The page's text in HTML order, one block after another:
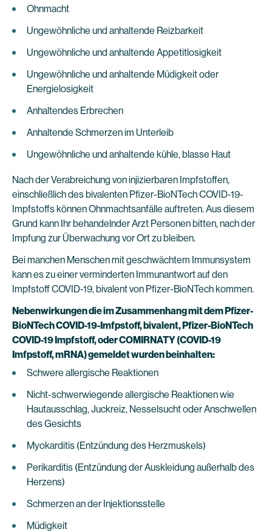
Ohnmacht
Ungewöhnliche und anhaltende Reizbarkeit
Ungewöhnliche und anhaltende Appetitlosigkeit
Ungewöhnliche und anhaltende Müdigkeit oder
Energielosigkeit
Anhaltendes Erbrechen
Anhaltende Schmerzen im Unterleib
Ungewöhnliche und anhaltende kühle, blasse Haut
Nach der Verabreichung von injizierbaren Impfstoffen,
einschließlich des bivalenten Pfizer-BioNTech COVID-19-
Impfstoffs können Ohnmachtsanfälle auftreten. Aus diesem
Grund kann Ihr behandelnder Arzt Personen bitten, nach der
Impfung zur Überwachung vor Ort zu bleiben.
Bei manchen Menschen mit geschwächtem Immunsystem
kann es zu einer verminderten Immunantwort auf den
Impfstoff COVID-19, bivalent von Pfizer-BioNTech kommen.
Nebenwirkungen die im Zusammenhang mit dem Pfizer-
BioNTech COVID-19-Imfpstoff, bivalent, Pfizer-BioNTech
COVID-19 Impfstoff, oder COMIRNATY (COVID-19
Imfpstoff, mRNA) gemeldet wurden beinhalten:
Schwere allergische Reaktionen
Nicht-schwerwiegende allergische Reaktionen wie
Hautausschlag, Juckreiz, Nesselsucht oder Anschwellen
des Gesichts
Myokarditis (Entzündung des Herzmuskels)
Perikarditis (Entzündung der Auskleidung außerhalb des
Herzens)
Schmerzen an der Injektionsstelle
Müdigkeit